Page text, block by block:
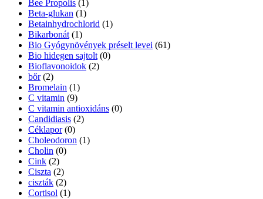
Bee Propolis (1)
Beta-glukan (1)
Betainhydrochlorid (1)
Bikarbonát (1)
Bio Gyógynövények préselt levei (61)
Bio hidegen sajtolt (0)
Bioflavonoidok (2)
bőr (2)
Bromelain (1)
C vitamin (9)
C vitamin antioxidáns (0)
Candidiasis (2)
Céklapor (0)
Choleodoron (1)
Cholin (0)
Cink (2)
Ciszta (2)
ciszták (2)
Cortisol (1)